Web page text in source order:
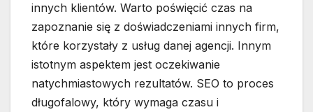
innych klientów. Warto poświęcić czas na
zapoznanie się z doświadczeniami innych firm,
które korzystały z usług danej agencji. Innym
istotnym aspektem jest oczekiwanie
natychmiastowych rezultatów. SEO to proces
długofalowy, który wymaga czasu i